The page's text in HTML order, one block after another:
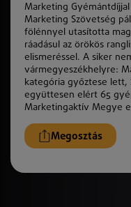
Marketing
Marketing Szövetség
fölénnyel utasította
ráadásul az örökös
elismeréssel. A siker
vármegyeszékhelyre:
kategória győztese lett,
együttesen elért 65
Marketingaktív Megye
Megosztás